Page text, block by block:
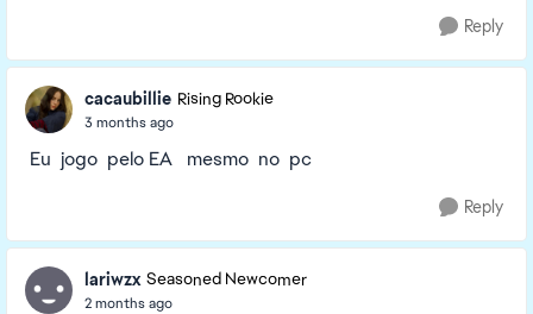
Reply
cacaubillie Rising Rookie
3 months ago
Eu jogo pelo EA mesmo no pc
Reply
lariwzx Seasoned Newcomer
2 months ago